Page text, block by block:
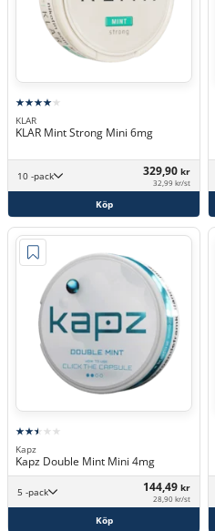
KLAR
KLAR Mint Strong Mini 6mg
10 -pack 329,90 kr
32,99 kr/st
Köp
Kapz
Kapz Double Mint Mini 4mg
5 -pack 144,49 kr
28,90 kr/st
Köp